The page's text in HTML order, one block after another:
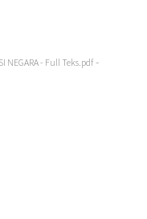
NEGARA - Full Teks.pdf-